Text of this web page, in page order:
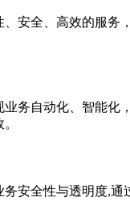
安全、高效的服务
务自动化、智能
安全性与透明度,